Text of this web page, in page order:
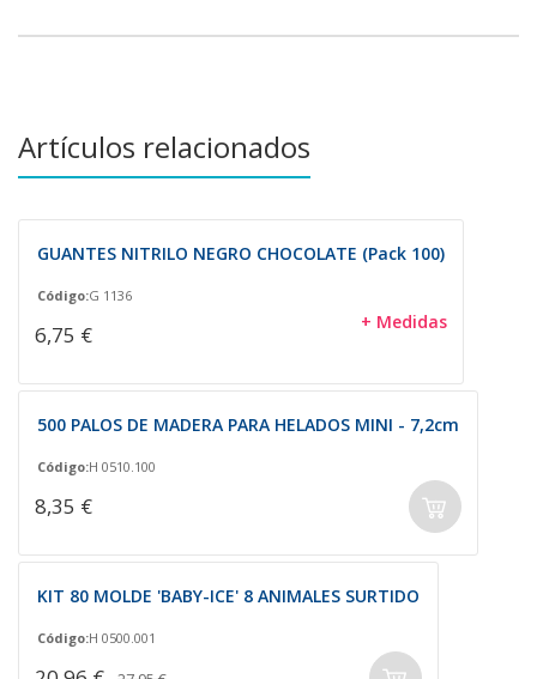
Artículos relacionados
GUANTES NITRILO NEGRO CHOCOLATE (Pack 100)
Código:G 1136
6,75 € + Medidas
500 PALOS DE MADERA PARA HELADOS MINI - 7,2cm
Código:H 0510.100
8,35 €
KIT 80 MOLDE 'BABY-ICE' 8 ANIMALES SURTIDO
Código:H 0500.001